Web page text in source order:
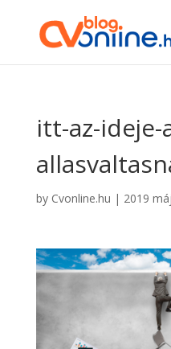
itt-az-ideje-
by Cvonline.hu | 2019